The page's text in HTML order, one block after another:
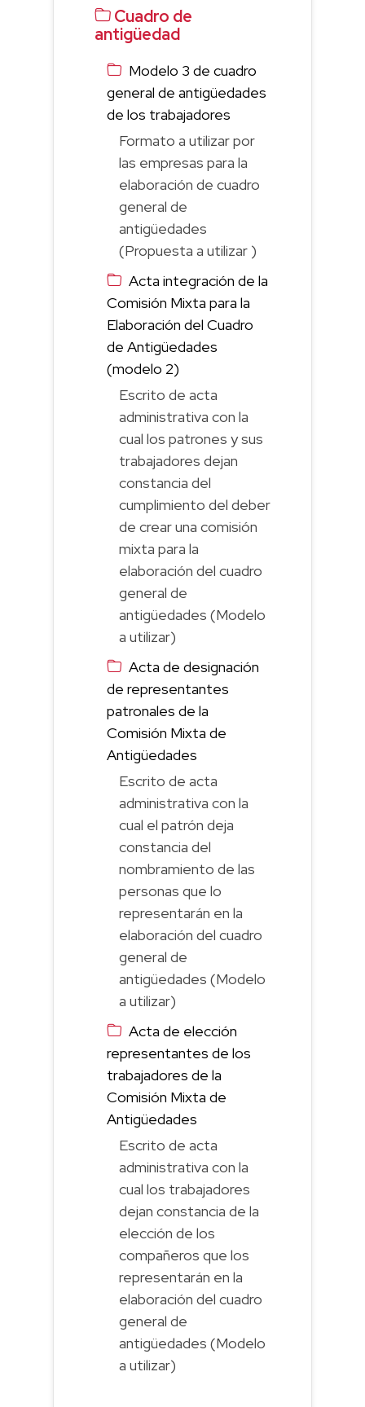
Cuadro de
antigüedad
Modelo 3 de cuadro
general de antigüedades
de los trabajadores
Formato a utilizar por
las empresas para la
elaboración de cuadro
general de
antigüedades
(Propuesta a utilizar )
Acta integración de la
Comisión Mixta para la
Elaboración del Cuadro
de Antigüedades
(modelo 2)
Escrito de acta
administrativa con la
cual los patrones y sus
trabajadores dejan
constancia del
cumplimiento del deber
de crear una comisión
mixta para la
elaboración del cuadro
general de
antigüedades (Modelo
a utilizar)
Acta de designación
de representantes
patronales de la
Comisión Mixta de
Antigüedades
Escrito de acta
administrativa con la
cual el patrón deja
constancia del
nombramiento de las
personas que lo
representarán en la
elaboración del cuadro
general de
antigüedades (Modelo
a utilizar)
Acta de elección
representantes de los
trabajadores de la
Comisión Mixta de
Antigüedades
Escrito de acta
administrativa con la
cual los trabajadores
dejan constancia de la
elección de los
compañeros que los
representarán en la
elaboración del cuadro
general de
antigüedades (Modelo
a utilizar)